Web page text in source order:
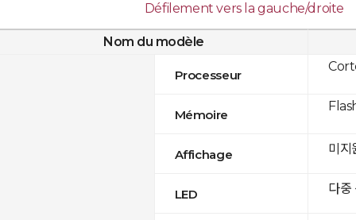
Défilement vers la gauche/droite
Nom du modèle
Processeur
Mémoire
Affichage
LED
미지
다중